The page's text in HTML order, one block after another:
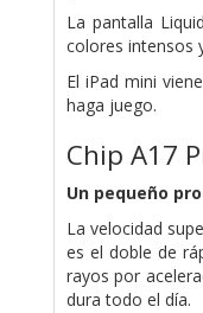
La pantalla
colores intensos
El iPad mini
haga juego.
Chip A17
Un pequeño
La velocidad
es el doble de
rayos por
dura todo el día.